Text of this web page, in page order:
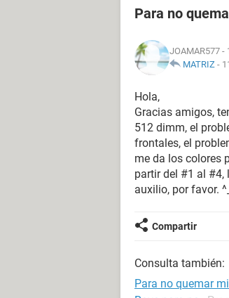
Para no
JOAMAR577 -
MATRIZ -
Hola,
Gracias amigos,
512 dimm, el
frontales, el
me da los colores
partir del #1 al #4,
auxilio, por favor.
Compartir
Consulta también:
Para no quemar